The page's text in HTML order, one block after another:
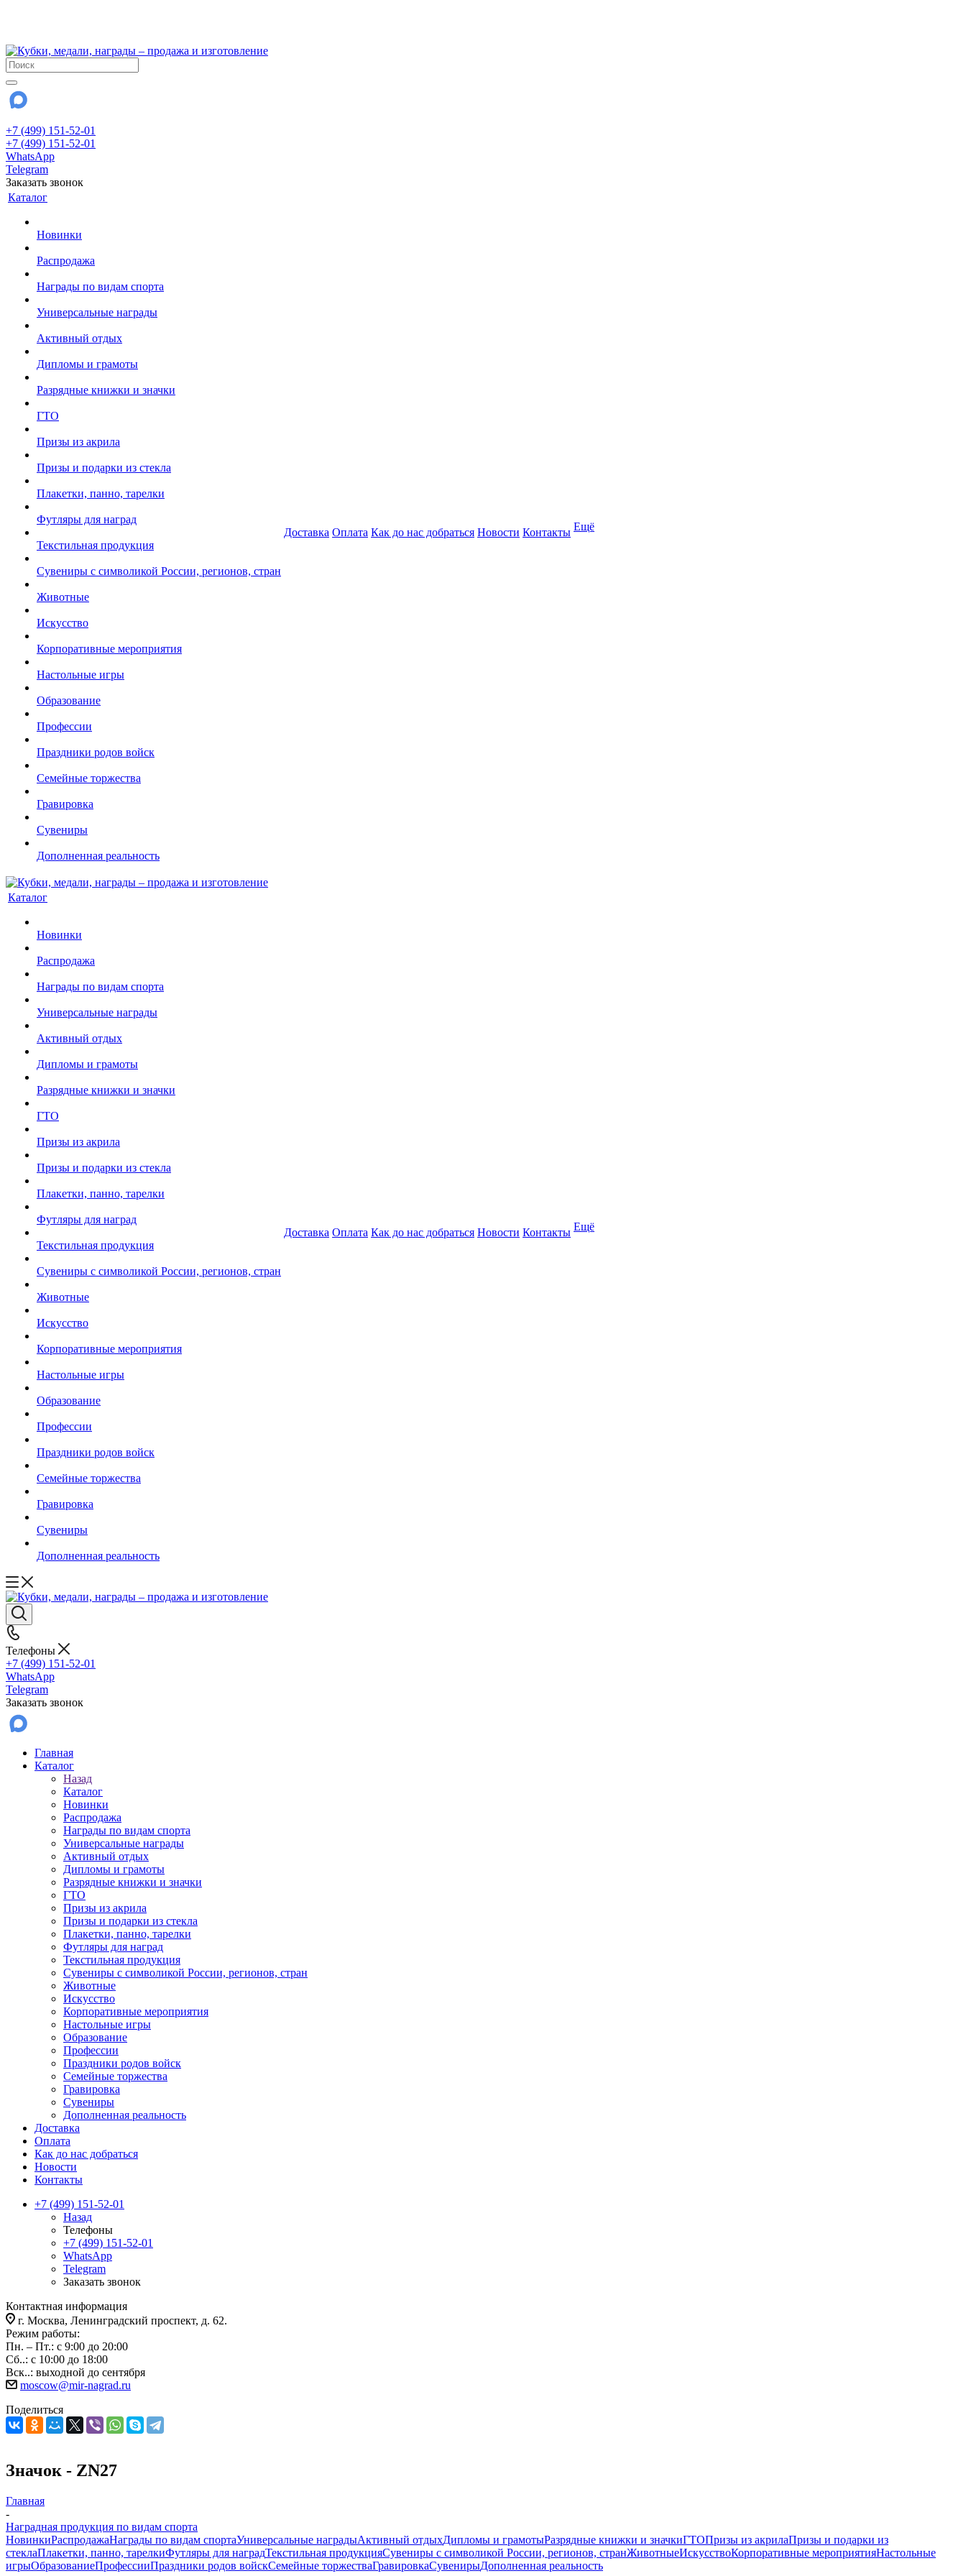
+7 (499) 151-52-01
+7 (499) 151-52-01
WhatsApp
Telegram
Заказать звонок
Каталог
Новинки
Распродажа
Награды по видам спорта
Универсальные награды
Активный отдых
Дипломы и грамоты
Разрядные книжки и значки
ГТО
Призы из акрила
Призы и подарки из стекла
Плакетки, панно, тарелки
Футляры для наград
Текстильная продукция
Сувениры с символикой России, регионов, стран
Животные
Искусство
Корпоративные мероприятия
Настольные игры
Образование
Профессии
Праздники родов войск
Семейные торжества
Гравировка
Сувениры
Дополненная реальность
Доставка Оплата Как до нас добраться Новости Контакты Ещё
Каталог
Новинки
Распродажа
Награды по видам спорта
Универсальные награды
Активный отдых
Дипломы и грамоты
Разрядные книжки и значки
ГТО
Призы из акрила
Призы и подарки из стекла
Плакетки, панно, тарелки
Футляры для наград
Текстильная продукция
Сувениры с символикой России, регионов, стран
Животные
Искусство
Корпоративные мероприятия
Настольные игры
Образование
Профессии
Праздники родов войск
Семейные торжества
Гравировка
Сувениры
Дополненная реальность
Доставка Оплата Как до нас добраться Новости Контакты Ещё
Телефоны
+7 (499) 151-52-01
WhatsApp
Telegram
Заказать звонок
Главная
Каталог
Назад
Каталог
Новинки
Распродажа
Награды по видам спорта
Универсальные награды
Активный отдых
Дипломы и грамоты
Разрядные книжки и значки
ГТО
Призы из акрила
Призы и подарки из стекла
Плакетки, панно, тарелки
Футляры для наград
Текстильная продукция
Сувениры с символикой России, регионов, стран
Животные
Искусство
Корпоративные мероприятия
Настольные игры
Образование
Профессии
Праздники родов войск
Семейные торжества
Гравировка
Сувениры
Дополненная реальность
Доставка
Оплата
Как до нас добраться
Новости
Контакты
+7 (499) 151-52-01
Назад
Телефоны
+7 (499) 151-52-01
WhatsApp
Telegram
Заказать звонок
Контактная информация
г. Москва, Ленинградский проспект, д. 62.
Режим работы:
Пн. – Пт.: с 9:00 до 20:00
Сб..: с 10:00 до 18:00
Вск..: выходной до сентября
moscow@mir-nagrad.ru
Поделиться
Значок - ZN27
Главная
-
Наградная продукция по видам спорта
НовинкиРаспродажаНаграды по видам спортаУниверсальные наградыАктивный отдыхДипломы и грамотыРазрядные книжки и значкиГТОПризы из акрилаПризы и подарки из
стеклаПлакетки, панно, тарелкиФутляры для наградТекстильная продукцияСувениры с символикой России, регионов, странЖивотныеИскусствоКорпоративные мероприятияНастольные
игрыОбразованиеПрофессииПраздники родов войскСемейные торжестваГравировкаСувенирыДополненная реальность